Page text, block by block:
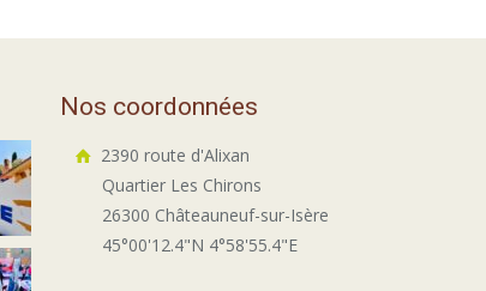
Nos coordonnées
2390 route d'Alixan
Quartier Les Chirons
26300 Châteauneuf-sur-Isère
45°00'12.4"N 4°58'55.4"E